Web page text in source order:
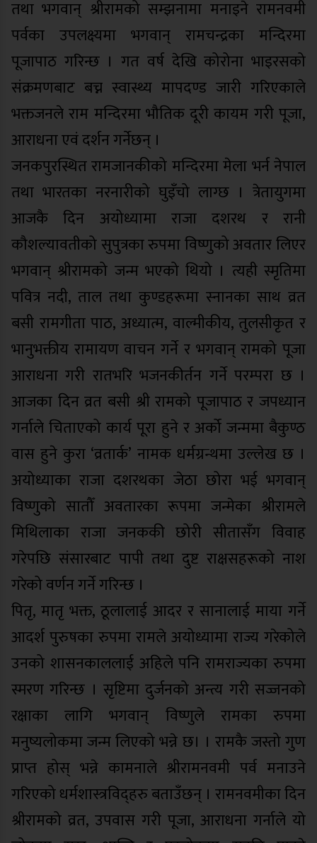
तथा भगवान् श्रीरामको सम्झनामा मनाइने रामनवमी
पर्वका उपलक्ष्यमा भगवान् रामचन्द्रका मन्दिरमा
पूजापाठ गरिन्छ । गत वर्ष देखि कोरोना भाइरसको
संक्रमणबाट बच्न स्वास्थ्य मापदण्ड जारी गरिएकाले
भक्तजनले राम मन्दिरमा भौतिक दूरी कायम गरी पूजा,
आराधना एवं दर्शन गर्नेछन् ।
जनकपुरस्थित रामजानकीको मन्दिरमा मेला भर्न नेपाल
तथा भारतका नरनारीको घुइँचो लाग्छ । त्रेतायुगमा
आजकै दिन अयोध्यामा राजा दशरथ र रानी
कौशल्यावतीको सुपुत्रका रुपमा विष्णुको अवतार लिएर
भगवान् श्रीरामको जन्म भएको थियो । त्यही स्मृतिमा
पवित्र नदी, ताल तथा कुण्डहरूमा स्नानका साथ व्रत
बसी रामगीता पाठ, अध्यात्म, वाल्मीकीय, तुलसीकृत र
भानुभक्तीय रामायण वाचन गर्ने र भगवान् रामको पूजा
आराधना गरी रातभरि भजनकीर्तन गर्ने परम्परा छ ।
आजका दिन व्रत बसी श्री रामको पूजापाठ र जपध्यान
गर्नाले चिताएको कार्य पूरा हुने र अर्को जन्ममा बैकुण्ठ
वास हुने कुरा ‘व्रतार्क’ नामक धर्मग्रन्थमा उल्लेख छ ।
अयोध्याका राजा दशरथका जेठा छोरा भई भगवान्
विष्णुको सातौँ अवतारका रूपमा जन्मेका श्रीरामले
मिथिलाका राजा जनककी छोरी सीतासँग विवाह
गरेपछि संसारबाट पापी तथा दुष्ट राक्षसहरूको नाश
गरेको वर्णन गर्ने गरिन्छ ।
पितृ, मातृ भक्त, ठूलालाई आदर र सानालाई माया गर्ने
आदर्श पुरुषका रुपमा रामले अयोध्यामा राज्य गरेकोले
उनको शासनकाललाई अहिले पनि रामराज्यका रुपमा
स्मरण गरिन्छ । सृष्टिमा दुर्जनको अन्त्य गरी सज्जनको
रक्षाका लागि भगवान् विष्णुले रामका रुपमा
मनुष्यलोकमा जन्म लिएको भन्ने छ। । रामकै जस्तो गुण
प्राप्त होस् भन्ने कामनाले श्रीरामनवमी पर्व मनाउने
गरिएको धर्मशास्त्रविद्हरु बताउँछन् । रामनवमीका दिन
श्रीरामको व्रत, उपवास गरी पूजा, आराधना गर्नाले यो